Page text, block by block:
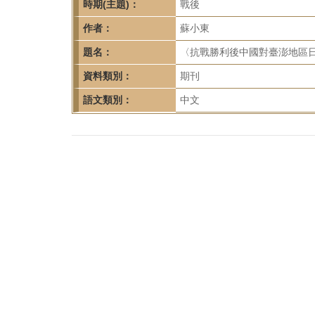
頁
時期(主題)： 戰後
作者： 蘇小東
題名： 〈抗戰勝利後中國對臺澎地
資料類別： 期刊
語文類別： 中文